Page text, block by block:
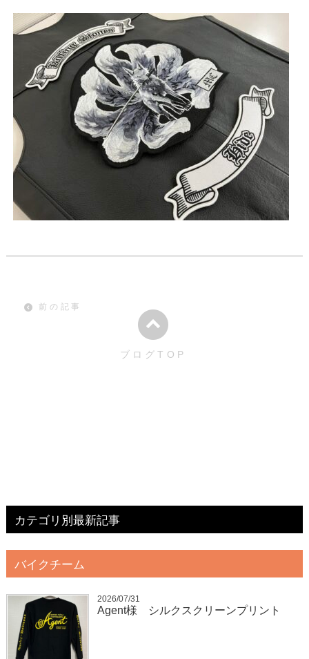
前の記事
ブログTOP
カテゴリ別最新記事
バイクチーム
2026/07/31
Agent様 シルクスクリーンプリント